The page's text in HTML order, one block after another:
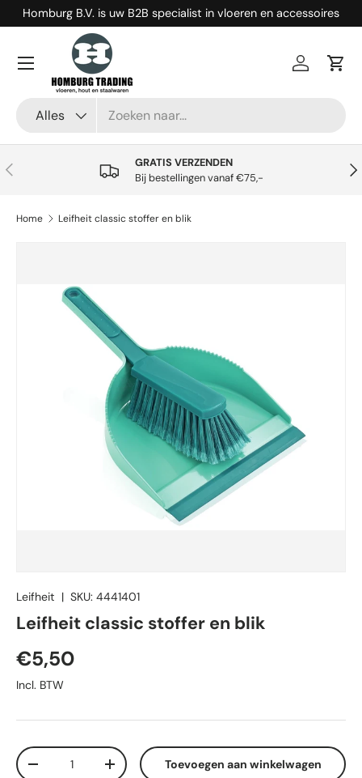
Ga naar inhoud
Homburg B.V. is uw B2B specialist in vloeren en accessoires
Alles
Inloggen
Menu
Vorige
GRATIS VERZENDEN
Bij bestellingen vanaf €75,-
Home Leifheit classic stoffer en blik
Leifheit | SKU: 4441401
Leifheit classic stoffer en blik
Reguliere prijs
€5,50
Incl. BTW
Aantal
Verlaag de hoeveelheidVerhoog de hoeveelheid
Toevoegen aan winkelwagen